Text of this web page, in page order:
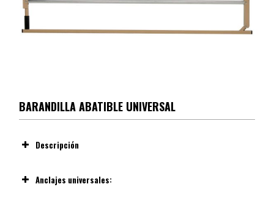
BARANDILLA ABATIBLE UNIVERSAL
Descripción
Anclajes universales: